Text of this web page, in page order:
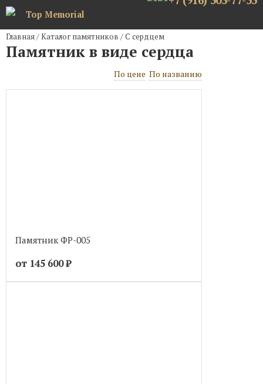
Top Memorial
Главная/Каталог памятников /С сердцем
Памятник в виде сердца
По цене По названию
Памятник ФР-005
от 145 600₽